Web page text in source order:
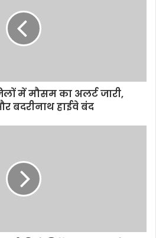
में मौसम का अलर्ट जारी,
बदरीनाथ हाईवे बंद